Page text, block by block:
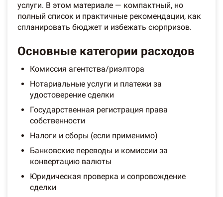
услуги. В этом материале — компактный, но
полный список и практичные рекомендации, как
спланировать бюджет и избежать сюрпризов.
Основные категории расходов
Комиссия агентства/риэлтора
Нотариальные услуги и платежи за
удостоверение сделки
Государственная регистрация права
собственности
Налоги и сборы (если применимо)
Банковские переводы и комиссии за
конвертацию валюты
Юридическая проверка и сопровождение
сделки